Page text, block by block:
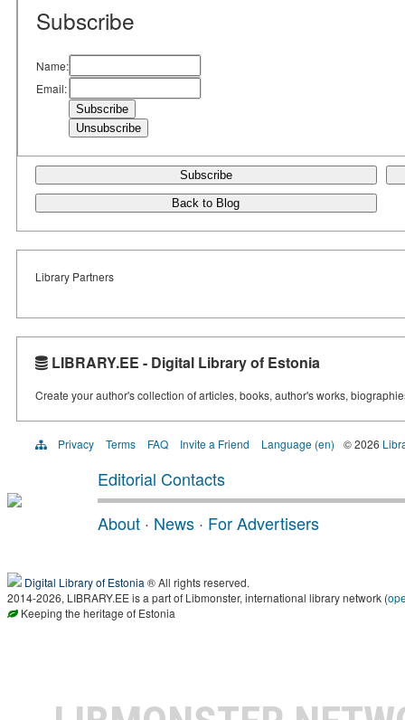
Subscribe
Name:
Email:
Subscribe
Back to Blog
Library Partners
LIBRARY.EE - Digital Library of Estonia
Create your author's collection of articles, books, author's works,
Privacy Terms FAQ Invite a Friend Language (en) © 2026
Editorial Contacts
About · News · For Advertisers
Digital Library of Estonia ® All rights reserved.
2014-2026, LIBRARY.EE is a part of Libmonster, international library network (
Keeping the heritage of Estonia